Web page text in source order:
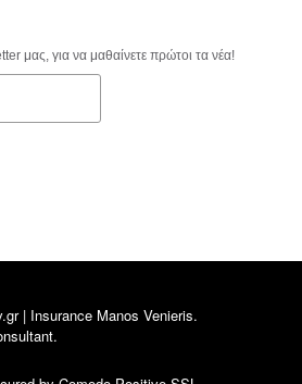
μας, για να μαθαίνετε πρώτοι τα νέα!
| Insurance Manos Venieris.